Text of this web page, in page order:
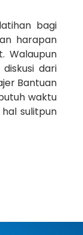
bagi
harapan
Walaupun
dari
Bantuan
waktu
sulitpun